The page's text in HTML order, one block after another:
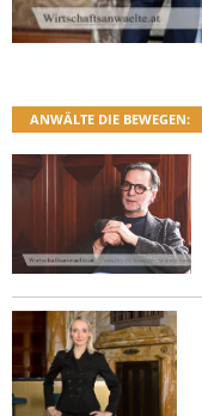
ANWÄLTE DIE BEWEGEN: